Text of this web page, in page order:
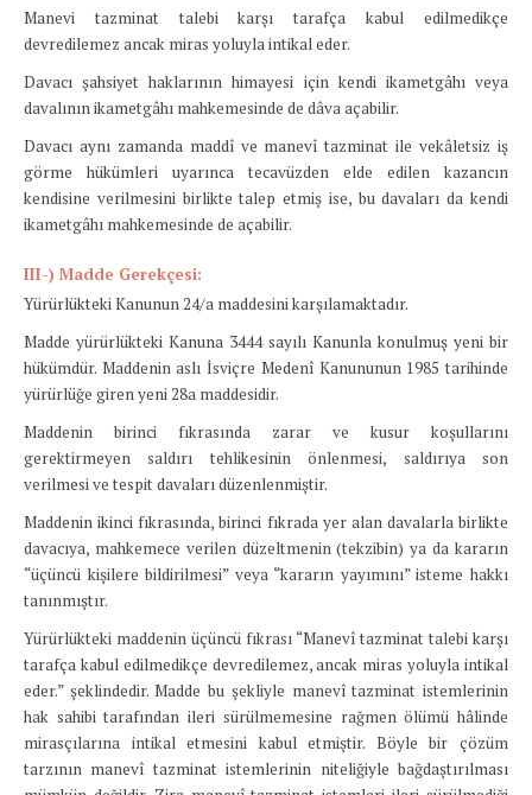
Manevi tazminat talebi karşı tarafça kabul edilmedikçe
devredilemez ancak miras yoluyla intikal eder.
Davacı şahsiyet haklarının himayesi için kendi ikametgâhı veya
davalının ikametgâhı mahkemesinde de dâva açabilir.
Davacı aynı zamanda maddî ve manevî tazminat ile vekâletsiz iş
görme hükümleri uyarınca tecavüzden elde edilen kazancın
kendisine verilmesini birlikte talep etmiş ise, bu davaları da kendi
ikametgâhı mahkemesinde de açabilir.
III-) Madde Gerekçesi:
Yürürlükteki Kanunun 24/a maddesini karşılamaktadır.
Madde yürürlükteki Kanuna 3444 sayılı Kanunla konulmuş yeni bir
hükümdür. Maddenin aslı İsviçre Medenî Kanununun 1985 tarihinde
yürürlüğe giren yeni 28a maddesidir.
Maddenin birinci fıkrasında zarar ve kusur koşullarını
gerektirmeyen saldırı tehlikesinin önlenmesi, saldırıya son
verilmesi ve tespit davaları düzenlenmiştir.
Maddenin ikinci fıkrasında, birinci fıkrada yer alan davalarla birlikte
davacıya, mahkemece verilen düzeltmenin (tekzibin) ya da kararın
“üçüncü kişilere bildirilmesi” veya “kararın yayımını” isteme hakkı
tanınmıştır.
Yürürlükteki maddenin üçüncü fıkrası “Manevî tazminat talebi karşı
tarafça kabul edilmedikçe devredilemez, ancak miras yoluyla intikal
eder.” şeklindedir. Madde bu şekliyle manevî tazminat istemlerinin
hak sahibi tarafından ileri sürülmemesine rağmen ölümü hâlinde
mirasçılarına intikal etmesini kabul etmiştir. Böyle bir çözüm
tarzının manevî tazminat istemlerinin niteliğiyle bağdaştırılması